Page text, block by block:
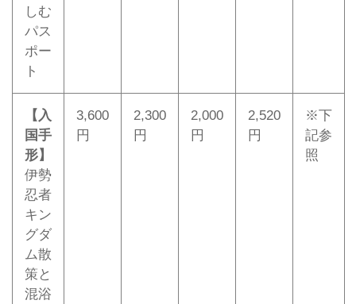
しむ
パス
ポー
ト
【入
国手
形】
伊勢
忍者
キン
グダ
ム散
策と
混浴
3,600
円
2,300
円
2,000
円
2,520
円
※下
記参
照